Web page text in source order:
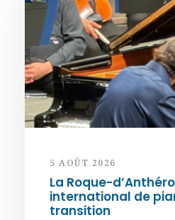
5 AOÛT 2026
La Roque-
international de
transition